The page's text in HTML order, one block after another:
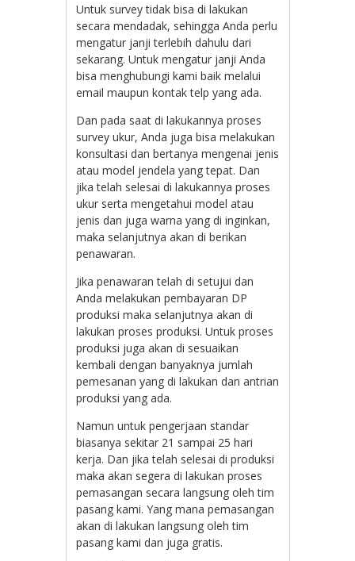
Untuk survey tidak bisa di lakukan
secara mendadak, sehingga Anda perlu
mengatur janji terlebih dahulu dari
sekarang. Untuk mengatur janji Anda
bisa menghubungi kami baik melalui
email maupun kontak telp yang ada.
Dan pada saat di lakukannya proses
survey ukur, Anda juga bisa melakukan
konsultasi dan bertanya mengenai jenis
atau model jendela yang tepat. Dan
jika telah selesai di lakukannya proses
ukur serta mengetahui model atau
jenis dan juga warna yang di inginkan,
maka selanjutnya akan di berikan
penawaran.
Jika penawaran telah di setujui dan
Anda melakukan pembayaran DP
produksi maka selanjutnya akan di
lakukan proses produksi. Untuk proses
produksi juga akan di sesuaikan
kembali dengan banyaknya jumlah
pemesanan yang di lakukan dan antrian
produksi yang ada.
Namun untuk pengerjaan standar
biasanya sekitar 21 sampai 25 hari
kerja. Dan jika telah selesai di produksi
maka akan segera di lakukan proses
pemasangan secara langsung oleh tim
pasang kami. Yang mana pemasangan
akan di lakukan langsung oleh tim
pasang kami dan juga gratis.